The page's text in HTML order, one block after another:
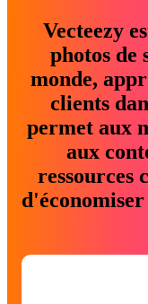
Vecteezy
photos de
monde,
clients
permet aux
aux
ressources